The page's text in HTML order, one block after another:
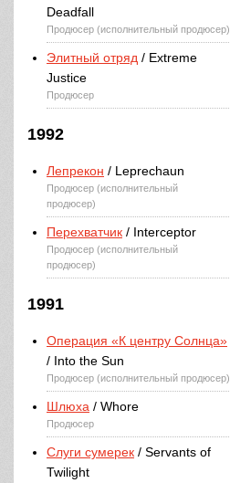
Deadfall
Продюсер (исполнительный продюсер)
Элитный отряд / Extreme
Justice
Продюсер
1992
Лепрекон / Leprechaun
Продюсер (исполнительный
продюсер)
Перехватчик / Interceptor
Продюсер (исполнительный
продюсер)
1991
Операция «К центру Солнца»
/ Into the Sun
Продюсер (исполнительный продюсер)
Шлюха / Whore
Продюсер
Слуги сумерек / Servants of
Twilight